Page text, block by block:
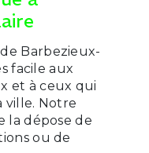
Barbezieux-
facile aux
et à ceux qui
ville. Notre
la dépose de
ou de